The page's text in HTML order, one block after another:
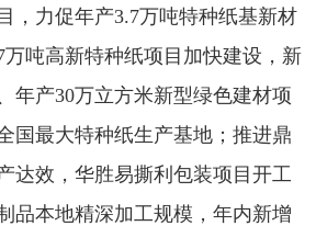
，力促年产3.7万吨特种纸基新材
吨高新特种纸项目加快建设，新
年产30万立方米新型绿色建材项
国最大特种纸生产基地；推进鼎
达效，华胜易撕利包装项目开工
品本地精深加工规模，年内新增